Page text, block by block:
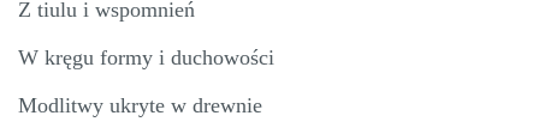
Z tiulu i wspomnień
W kręgu formy i duchowości
Modlitwy ukryte w drewnie